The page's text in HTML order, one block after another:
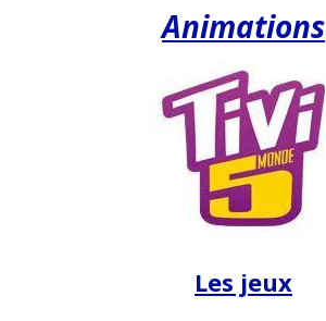
Animations
Les jeux